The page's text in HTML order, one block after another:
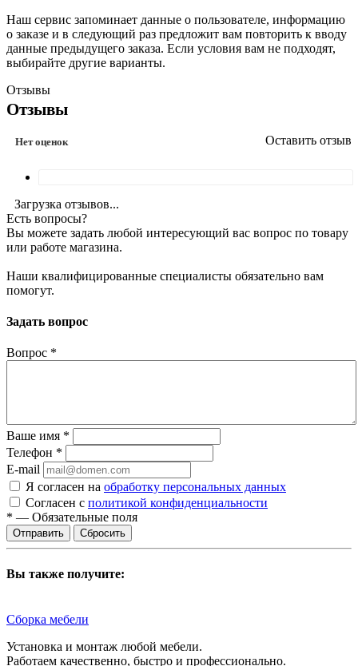
Наш сервис запоминает данные о пользователе, информацию
о заказе и в следующий раз предложит вам повторить к вводу
данные предыдущего заказа. Если условия вам не подходят,
выбирайте другие варианты.
Отзывы
Отзывы
Нет оценок Оставить отзыв
Загрузка отзывов...
Есть вопросы?
Вы можете задать любой интересующий вас вопрос по товару
или работе магазина.
Наши квалифицированные специалисты обязательно вам
помогут.
Задать вопрос
Вопрос *
Ваше имя *
Телефон *
E-mail
Я согласен на обработку персональных данных
Согласен с политикой конфиденциальности
* — Обязательные поля
Сбросить
Вы также получите:
Сборка мебели
Установка и монтаж любой мебели.
Работаем качественно, быстро и профессионально.